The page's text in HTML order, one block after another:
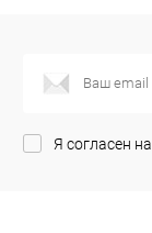
Я согласен на